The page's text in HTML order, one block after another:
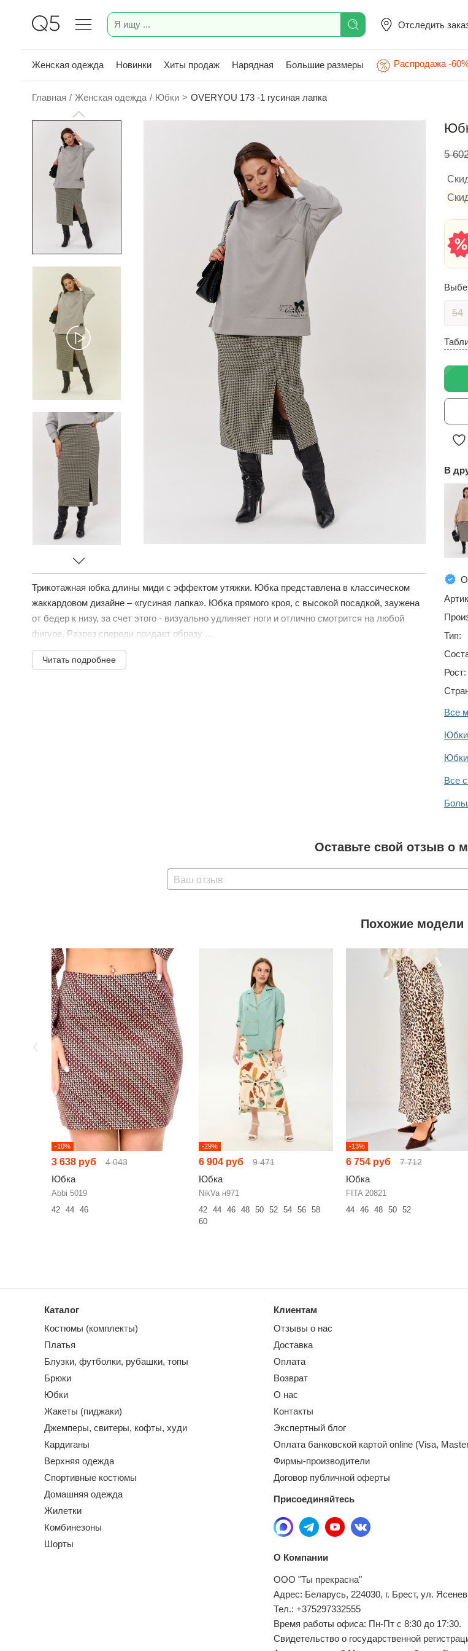
Отследить
Женская одежда Новинки Хиты продаж Нарядная Большие размеры Распродажа -
Главная / Женская одежда / Юбки > OVERYOU 173 -1 гусиная лапка
Трикотажная юбка длины миди с эффектом утяжки. Юбка представлена в классическом
жаккардовом дизайне – «гусиная лапка». Юбка прямого кроя, с высокой посадкой, заужена
от бедер к низу, за счет этого - визуально удлиняет ноги и отлично смотрится на любой
фигуре. Разрез спереди придает образу ...
Читать подробнее
5
54
В
Тип:
Рост:
Все
Юбки
Юбки
Все
Оставьте свой отзыв о
Ваш отзыв
Похожие модели
-10%
3 638 руб 4 043
Юбка
Abbi 5019
42
44 46
-29%
6 904 руб 9 471
Юбка
NikVa н971
42
44 46 48 50 52 54 56
58
60
-13%
6 754 руб 7 712
Юбка
FITA 20821
44
46 48 50 52
Каталог
Костюмы (комплекты)
Платья
Блузки, футболки, рубашки, топы
Брюки
Юбки
Жакеты (пиджаки)
Джемперы, свитеры, кофты, худи
Кардиганы
Верхняя одежда
Спортивные костюмы
Домашняя одежда
Жилетки
Комбинезоны
Шорты
Клиентам
Отзывы о нас
Доставка
Оплата
Возврат
О нас
Контакты
Экспертный блог
Оплата банковской картой online (Visa,
Фирмы-производители
Договор публичной оферты
Присоединяйтесь
О Компании
ООО "Ты прекрасна"
Адрес: Беларусь, 224030, г. Брест, ул.
Тел.: +375297332555
Время работы офиса: Пн-Пт с 8:30 до 17:30.
Свидетельство о государственной